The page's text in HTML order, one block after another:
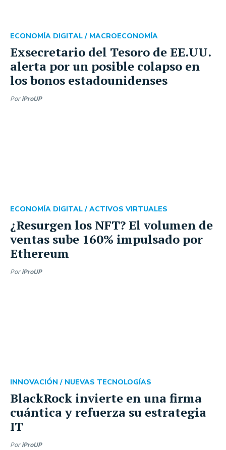
Exsecretario del Tesoro de EE.UU.
alerta por un posible colapso en
los bonos estadounidenses
ECONOMÍA DIGITAL / MACROECONOMÍA
Por iProUP
¿Resurgen los NFT? El volumen de
ventas sube 160% impulsado por
Ethereum
ECONOMÍA DIGITAL / ACTIVOS VIRTUALES
Por iProUP
BlackRock invierte en una firma
cuántica y refuerza su estrategia
IT
INNOVACIÓN / NUEVAS TECNOLOGÍAS
Por iProUP